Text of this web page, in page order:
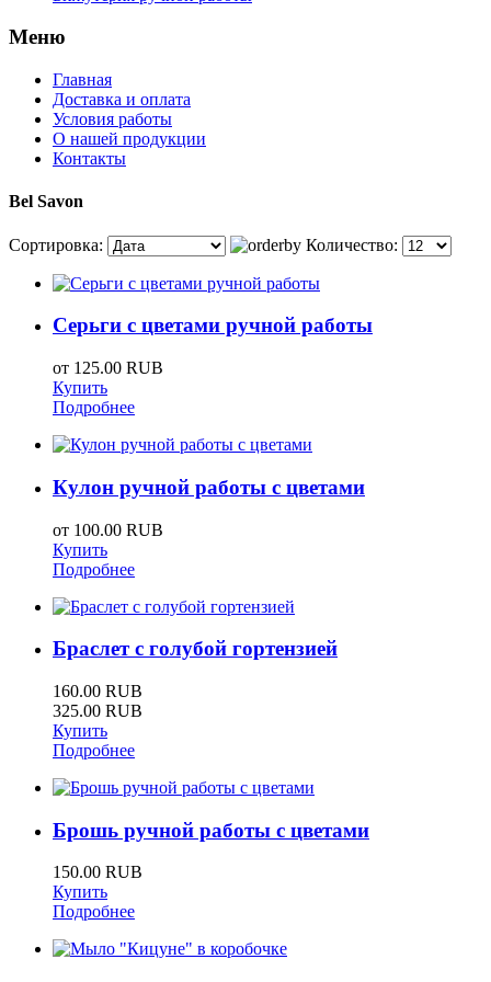
Меню
Главная
Доставка и оплата
Условия работы
О нашей продукции
Контакты
Bel Savon
Сортировка: Количество:
Серьги с цветами ручной работы
от 125.00 RUB
Купить
Подробнее
Кулон ручной работы с цветами
от 100.00 RUB
Купить
Подробнее
Браслет с голубой гортензией
160.00 RUB
325.00 RUB
Купить
Подробнее
Брошь ручной работы с цветами
150.00 RUB
Купить
Подробнее